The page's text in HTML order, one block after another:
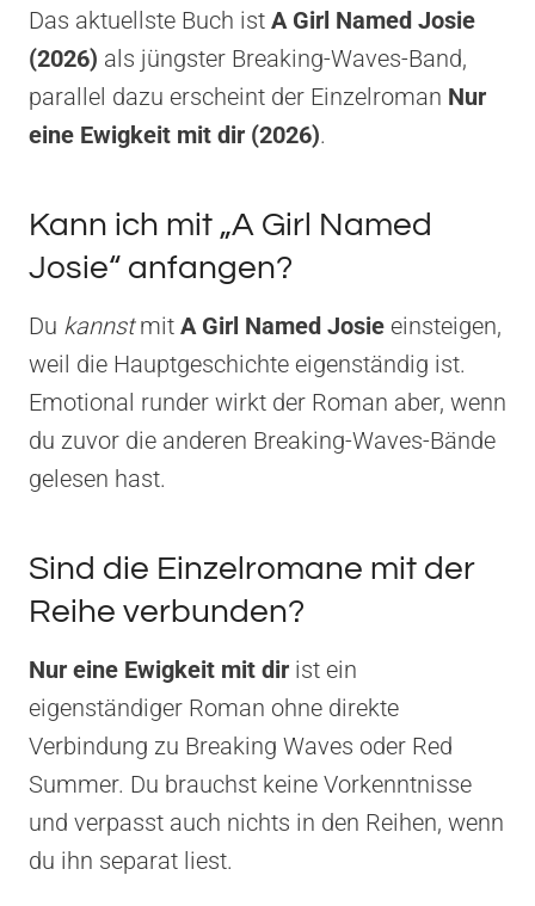
Das aktuellste Buch ist A Girl Named Josie
(2026) als jüngster Breaking-Waves-Band,
parallel dazu erscheint der Einzelroman Nur
eine Ewigkeit mit dir (2026).
Kann ich mit „A Girl Named
Josie“ anfangen?
Du kannstmit A Girl Named Josie einsteigen,
weil die Hauptgeschichte eigenständig ist.
Emotional runder wirkt der Roman aber, wenn
du zuvor die anderen Breaking-Waves-Bände
gelesen hast.
Sind die Einzelromane mit der
Reihe verbunden?
Nur eine Ewigkeit mit dir ist ein
eigenständiger Roman ohne direkte
Verbindung zu Breaking Waves oder Red
Summer. Du brauchst keine Vorkenntnisse
und verpasst auch nichts in den Reihen, wenn
du ihn separat liest.